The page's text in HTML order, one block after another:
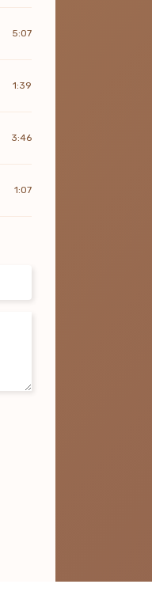
5:07
1:39
3:46
1:07